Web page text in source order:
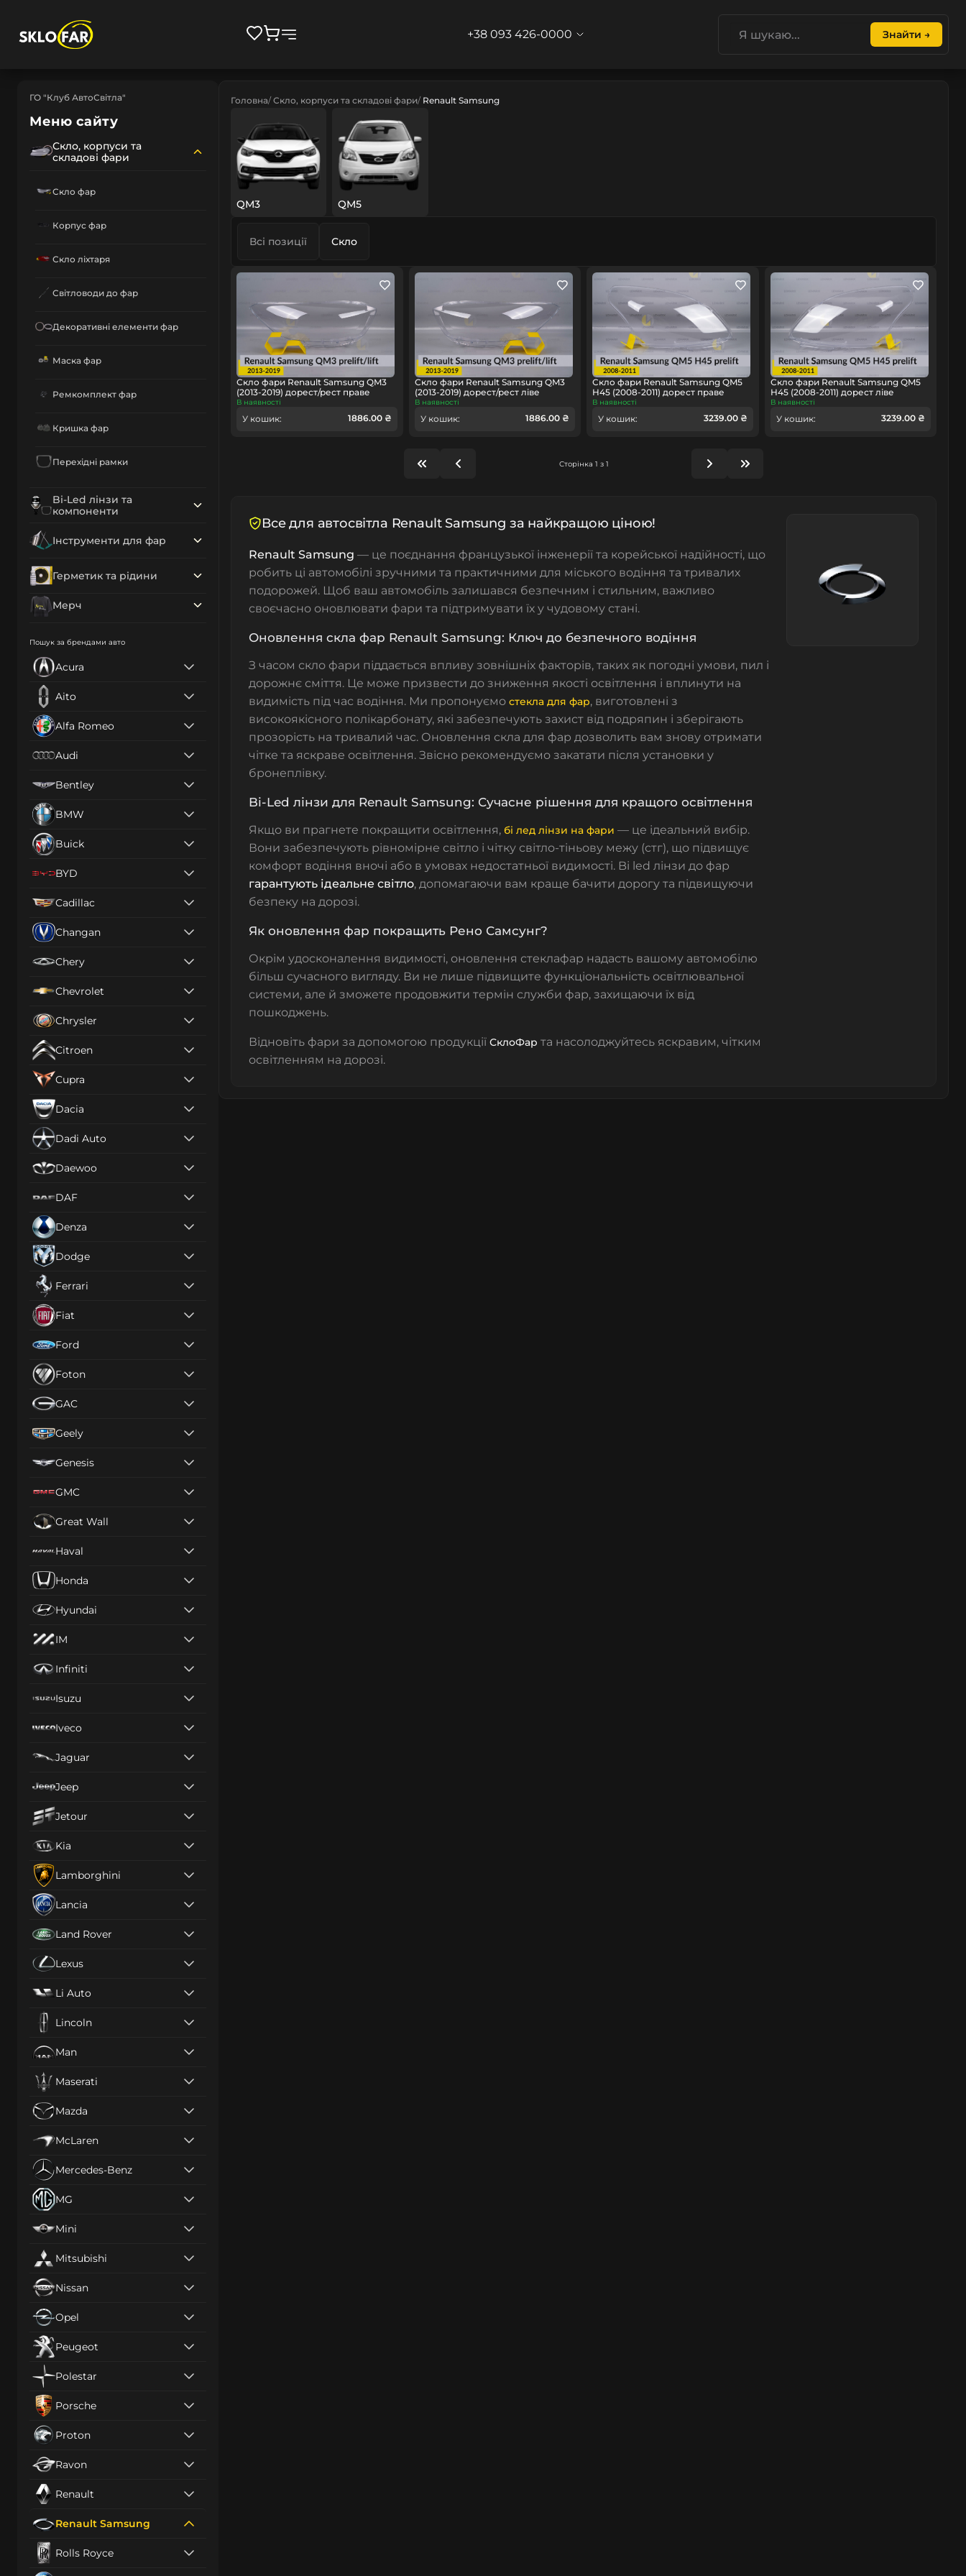
+38 093 426-0000 Знайти →
ГО "Клуб АвтоСвітла"
Меню сайту
Скло, корпуси та
складові фари
Скло фар
Корпус фар
Скло ліхтаря
Світловоди до фар
Декоративні елементи фар
Маска фар
Ремкомплект фар
Кришка фар
Перехідні рамки
Bi-Led лінзи та
компоненти
Інструменти для фар
Герметик та рідини
Мерч
Пошук за брендами авто
Acura
Aito
Alfa Romeo
Audi
Bentley
BMW
Buick
BYD
Cadillac
Changan
Chery
Chevrolet
Chrysler
Citroen
Cupra
Dacia
Dadi Auto
Daewoo
DAF
Denza
Dodge
Ferrari
Fiat
Ford
Foton
GAC
Geely
Genesis
GMC
Great Wall
Haval
Honda
Hyundai
IM
Infiniti
Isuzu
Iveco
Jaguar
Jeep
Jetour
Kia
Lamborghini
Lancia
Land Rover
Lexus
Li Auto
Lincoln
Man
Maserati
Mazda
McLaren
Mercedes-Benz
MG
Mini
Mitsubishi
Nissan
Opel
Peugeot
Polestar
Porsche
Proton
Ravon
Renault
Renault Samsung
Rolls Royce
Головна Скло, корпуси та складові фари Renault Samsung
QM3 QM5
Всі позиції Скло
Скло фари Renault Samsung QM3
(2013-2019) дорест/рест праве
В наявності
У кошик: 1886.00 ₴
Скло фари Renault Samsung QM3
(2013-2019) дорест/рест ліве
В наявності
У кошик: 1886.00 ₴
Скло фари Renault Samsung QM5
H45 (2008-2011) дорест праве
В наявності
У кошик: 3239.00 ₴
Скло фари Renault Samsung QM5
H45 (2008-2011) дорест ліве
В наявності
У кошик: 3239.00 ₴
Сторінка 1 з 1
Все для автосвітла Renault Samsung за найкращою ціною!
Renault Samsung — це поєднання французької інженерії та корейської надійності, що
робить ці автомобілі зручними та практичними для міського водіння та тривалих
подорожей. Щоб ваш автомобіль залишався безпечним і стильним, важливо
своєчасно оновлювати фари та підтримувати їх у чудовому стані.
Оновлення скла фар Renault Samsung: Ключ до безпечного водіння
З часом скло фари піддається впливу зовнішніх факторів, таких як погодні умови, пил і
дорожнє сміття. Це може призвести до зниження якості освітлення і вплинути на
видимість під час водіння. Ми пропонуємо стекла для фар, виготовлені з
високоякісного полікарбонату, які забезпечують захист від подряпин і зберігають
прозорість на тривалий час. Оновлення скла для фар дозволить вам знову отримати
чітке та яскраве освітлення. Звісно рекомендуємо закатати після установки у
бронеплівку.
Bi-Led лінзи для Renault Samsung: Сучасне рішення для кращого освітлення
Якщо ви прагнете покращити освітлення, бі лед лінзи на фари — це ідеальний вибір.
Вони забезпечують рівномірне світло і чітку світло-тіньову межу (стг), що підвищує
комфорт водіння вночі або в умовах недостатньої видимості. Bi led лінзи до фар
гарантують ідеальне світло, допомагаючи вам краще бачити дорогу та підвищуючи
безпеку на дорозі.
Як оновлення фар покращить Рено Самсунг?
Окрім удосконалення видимості, оновлення стеклафар надасть вашому автомобілю
більш сучасного вигляду. Ви не лише підвищите функціональність освітлювальної
системи, але й зможете продовжити термін служби фар, захищаючи їх від
пошкоджень.
Відновіть фари за допомогою продукції СклоФар та насолоджуйтесь яскравим, чітким
освітленням на дорозі.